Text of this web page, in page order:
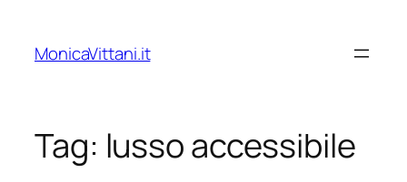
contenuto
MonicaVittani.it
Tag: lusso accessibile